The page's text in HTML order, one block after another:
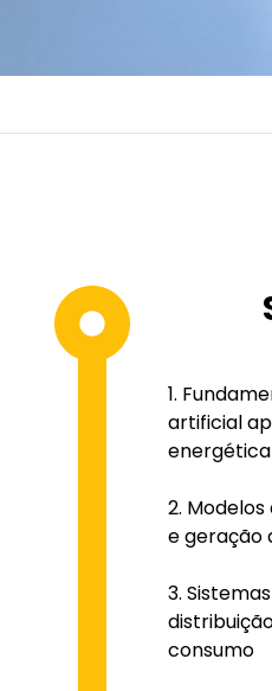
artificial
energética
e geração
consumo